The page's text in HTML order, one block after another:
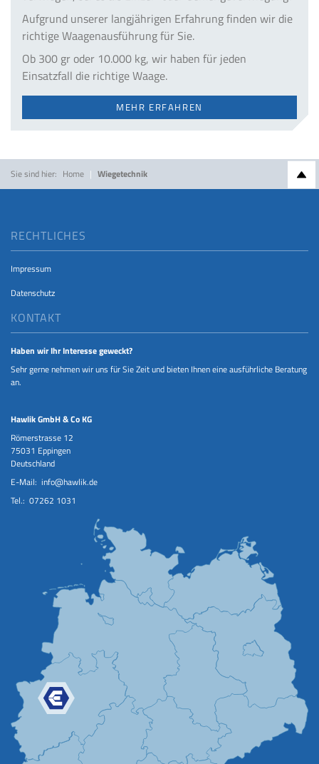
Aufgrund unserer langjährigen Erfahrung finden wir die
richtige Waagenausführung für Sie.
Ob 300 gr oder 10.000 kg, wir haben für jeden
Einsatzfall die richtige Waage.
MEHR ERFAHREN
Sie sind hier:
Home Wiegetechnik
SERVICE INFORMATIONEN
RECHTLICHES
Impressum
Datenschutz
KONTAKT
Haben wir Ihr Interesse geweckt?
Sehr gerne nehmen wir uns für Sie Zeit und bieten Ihnen eine ausführliche Beratung
an.
Hawlik GmbH & Co KG
Römerstrasse 12
75031 Eppingen
Deutschland
E-Mail: info@hawlik.de
Tel.: 07262 1031